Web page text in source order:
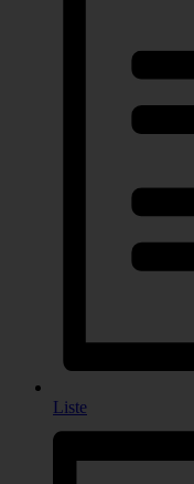
Liste